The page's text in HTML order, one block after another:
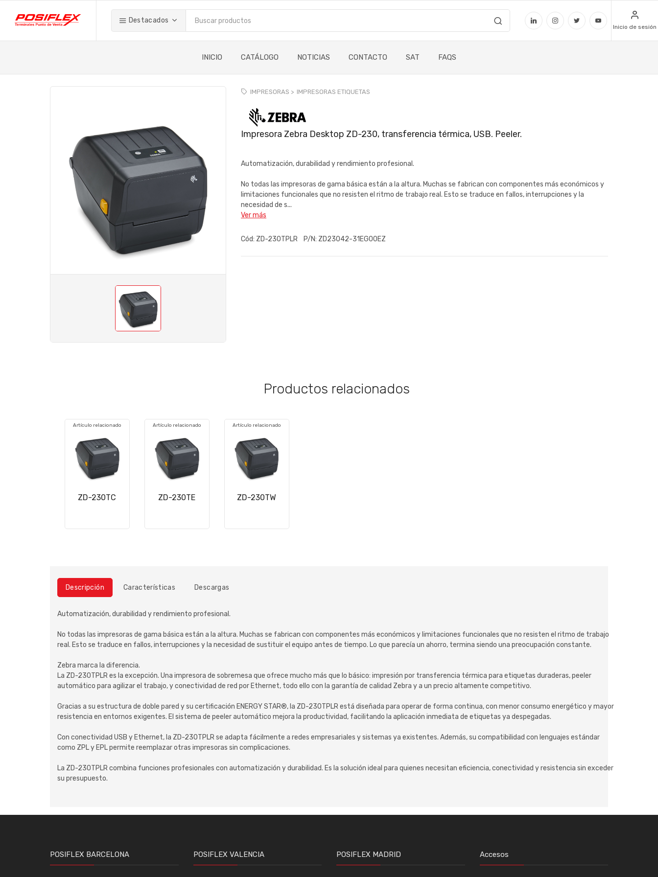
Destacados
Inicio de sesión
INICIO CATÁLOGO NOTICIAS CONTACTO SAT FAQS
IMPRESORAS > IMPRESORAS ETIQUETAS
Impresora Zebra Desktop ZD-230, transferencia térmica, USB. Peeler.
Automatización, durabilidad y rendimiento profesional.
No todas las impresoras de gama básica están a la altura. Muchas se fabrican con componentes más económicos y
limitaciones funcionales que no resisten el ritmo de trabajo real. Esto se traduce en fallos, interrupciones y la
necesidad de s...
Ver más
Cód: ZD-230TPLR P/N: ZD23042-31EG00EZ
Productos relacionados
Artículo relacionado
ZD-230TC
Artículo relacionado
ZD-230TE
Artículo relacionado
ZD-230TW
Descripción Características Descargas
Automatización, durabilidad y rendimiento profesional.
No todas las impresoras de gama básica están a la altura. Muchas se fabrican con componentes más económicos y limitaciones funcionales que no resisten el ritmo de trabajo
real. Esto se traduce en fallos, interrupciones y la necesidad de sustituir el equipo antes de tiempo. Lo que parecía un ahorro, termina siendo una preocupación constante.
Zebra marca la diferencia.
La ZD-230TPLR es la excepción. Una impresora de sobremesa que ofrece mucho más que lo básico: impresión por transferencia térmica para etiquetas duraderas, peeler
automático para agilizar el trabajo, y conectividad de red por Ethernet, todo ello con la garantía de calidad Zebra y a un precio altamente competitivo.
Gracias a su estructura de doble pared y su certificación ENERGY STAR®, la ZD-230TPLR está diseñada para operar de forma continua, con menor consumo energético y mayor
resistencia en entornos exigentes. El sistema de peeler automático mejora la productividad, facilitando la aplicación inmediata de etiquetas ya despegadas.
Con conectividad USB y Ethernet, la ZD-230TPLR se adapta fácilmente a redes empresariales y sistemas ya existentes. Además, su compatibilidad con lenguajes estándar
como ZPL y EPL permite reemplazar otras impresoras sin complicaciones.
La ZD-230TPLR combina funciones profesionales con automatización y durabilidad. Es la solución ideal para quienes necesitan eficiencia, conectividad y resistencia sin exceder
su presupuesto.
POSIFLEX BARCELONA POSIFLEX VALENCIA POSIFLEX MADRID Accesos